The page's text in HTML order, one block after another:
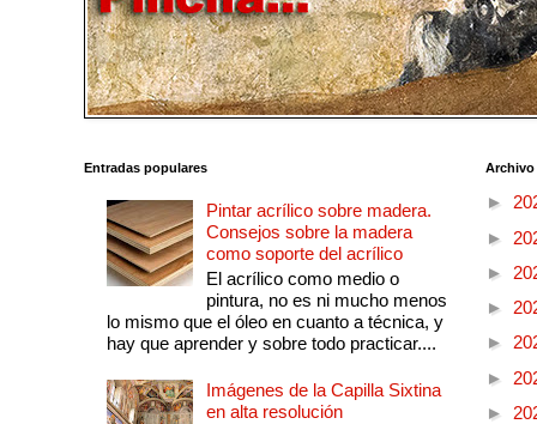
Entradas populares
Pintar acrílico sobre madera.
Consejos sobre la madera
como soporte del acrílico
El acrílico como medio o
pintura, no es ni mucho menos
lo mismo que el óleo en cuanto a técnica, y
hay que aprender y sobre todo practicar....
Imágenes de la Capilla Sixtina
en alta resolución
►
►
►
►
►
►
►